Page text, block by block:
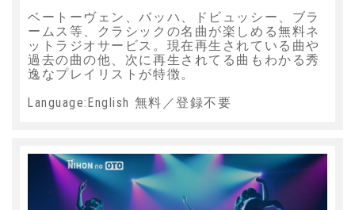
ベートーヴェン、バッハ、ドビュッシー、ブラ
ームス等、クラシックの名曲が楽しめる無料ネ
ットラジオサービス。現在再生されている曲や
過去の曲の他、次に再生されてる曲もわかる秀
逸なプレイリストが特徴。
Language:English 無料／登録不要